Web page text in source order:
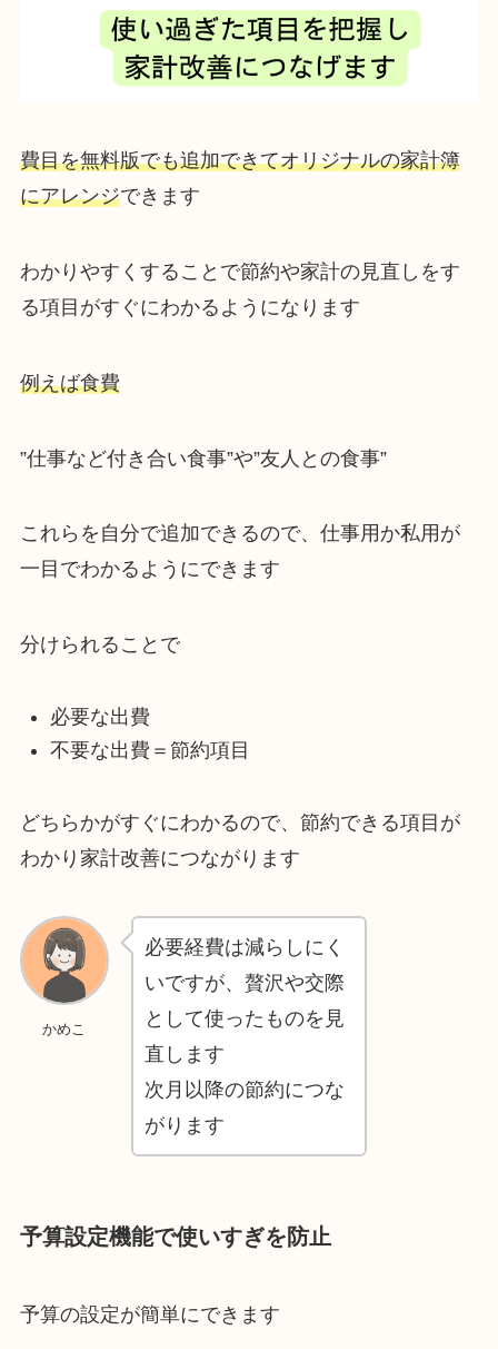
費目を無料版でも追加できてオリジナルの家計簿
にアレンジできます
わかりやすくすることで節約や家計の見直しをす
る項目がすぐにわかるようになります
例えば食費
”仕事など付き合い食事”や”友人との食事”
これらを自分で追加できるので、仕事用か私用が
一目でわかるようにできます
分けられることで
必要な出費
不要な出費＝節約項目
どちらかがすぐにわかるので、節約できる項目が
わかり家計改善につながります
かめこ
必要経費は減らしにく
いですが、贅沢や交際
として使ったものを見
直します
次月以降の節約につな
がります
予算設定機能で使いすぎを防止
予算の設定が簡単にできます